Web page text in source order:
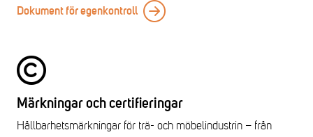
Dokument för egenkontroll
Märkningar och certifieringar
Hållbarhetsmärkningar för trä- och möbelindustrin – från